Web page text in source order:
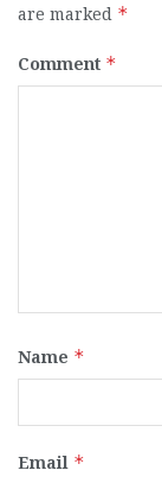
are marked *
Comment *
Name *
Email *